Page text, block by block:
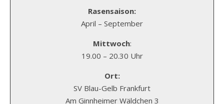
Rasensaison:
April – September
Mittwoch:
19.00 – 20.30 Uhr
Ort:
SV Blau-Gelb Frankfurt
Am Ginnheimer Wäldchen 3